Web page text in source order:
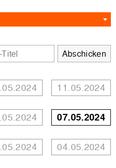
11.05.2024
07.05.2024
04.05.2024